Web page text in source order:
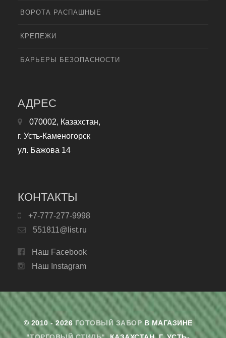
ВОРОТА РАСПАШНЫЕ
КРЕПЕЖИ
БАРЬЕРЫ БЕЗОПАСНОСТИ
АДРЕС
070002, Казахстан,
г. Усть-Каменогорск
ул. Бажова 14
КОНТАКТЫ
+7-777-277-9998
551811@list.ru
Наш Facebook
Наш Instagram
© 2010 - 2026 ГОТОВЫЙ ЗАБОРВ МАГАЗИНЕ